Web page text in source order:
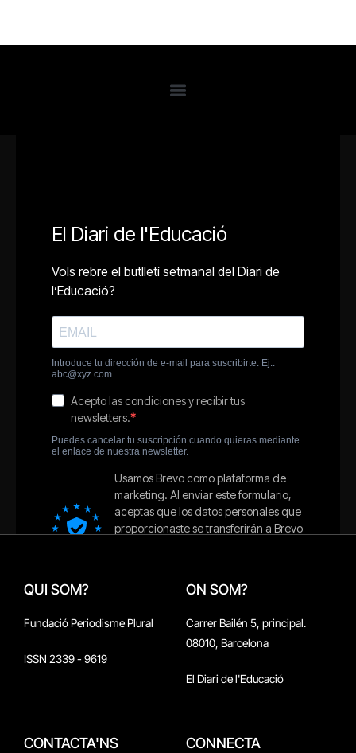
QUI SOM?
Fundació Periodisme Plural
ISSN 2339 - 9619
ON SOM?
Carrer Bailén 5, principal.
08010, Barcelona
El Diari de l'Educació
CONTACTA'NS CONNECTA